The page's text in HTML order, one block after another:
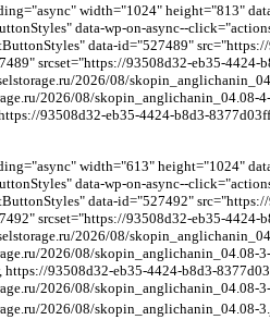
width="1024" height="813"
data-wp-on-async--
data-id="527489"
srcset="https://93508d32-eb35-
2026/08/
2026/08/
93508d32-eb35-4424-b8d3-
width="613" height="1024"
data-wp-on-async--
data-id="527492"
srcset="https://93508d32-eb35-
2026/08/
2026/08/
https://93508d32-eb35-4424-b8d3-
2026/08/skopin_anglichanin_04.08-
2026/08/